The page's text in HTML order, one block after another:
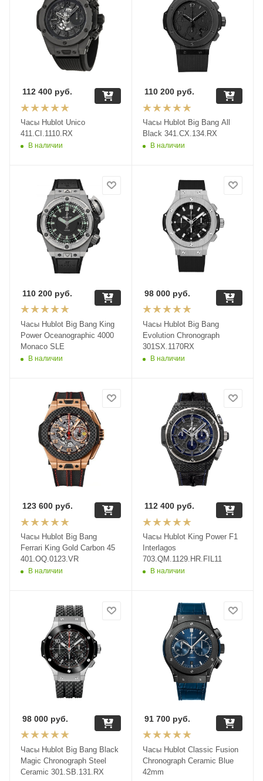
Часы Hublot Unico
411.CI.1110.RX
В наличии
112 400 руб.
Часы Hublot Big Bang All
Black 341.CX.134.RX
В наличии
110 200руб.
Часы Hublot Big Bang King
Power Oceanographic 4000
Monaco SLE
В наличии
110 200 руб.
Часы Hublot Big Bang
Evolution Chronograph
301SX.1170RX
В наличии
98 000руб.
Часы Hublot Big Bang
Ferrari King Gold Carbon 45
401.OQ.0123.VR
В наличии
123 600 руб.
Часы Hublot King Power F1
Interlagos
703.QM.1129.HR.FIL11
В наличии
112 400руб.
Часы Hublot Big Bang Black
Magic Chronograph Steel
Ceramic 301.SB.131.RX
98 000 руб.
Часы Hublot Classic Fusion
Chronograph Ceramic Blue
42mm
91 700руб.